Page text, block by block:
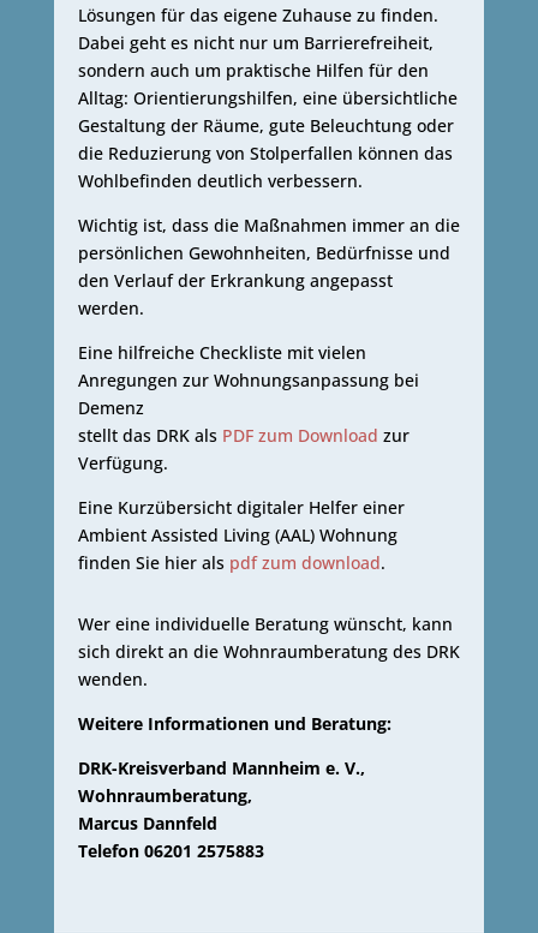
Lösungen für das eigene Zuhause zu finden.
Dabei geht es nicht nur um Barrierefreiheit,
sondern auch um praktische Hilfen für den
Alltag: Orientierungshilfen, eine übersichtliche
Gestaltung der Räume, gute Beleuchtung oder
die Reduzierung von Stolperfallen können das
Wohlbefinden deutlich verbessern.
Wichtig ist, dass die Maßnahmen immer an die
persönlichen Gewohnheiten, Bedürfnisse und
den Verlauf der Erkrankung angepasst
werden.
Eine hilfreiche Checkliste mit vielen
Anregungen zur Wohnungsanpassung bei
Demenz
stellt das DRK als PDF zum Download zur
Verfügung.
Eine Kurzübersicht digitaler Helfer einer
Ambient Assisted Living (AAL) Wohnung
finden Sie hier als pdf zum download.
Wer eine individuelle Beratung wünscht, kann
sich direkt an die Wohnraumberatung des DRK
wenden.
Weitere Informationen und Beratung:
DRK-Kreisverband Mannheim e. V.,
Wohnraumberatung,
Marcus Dannfeld
Telefon 06201 2575883